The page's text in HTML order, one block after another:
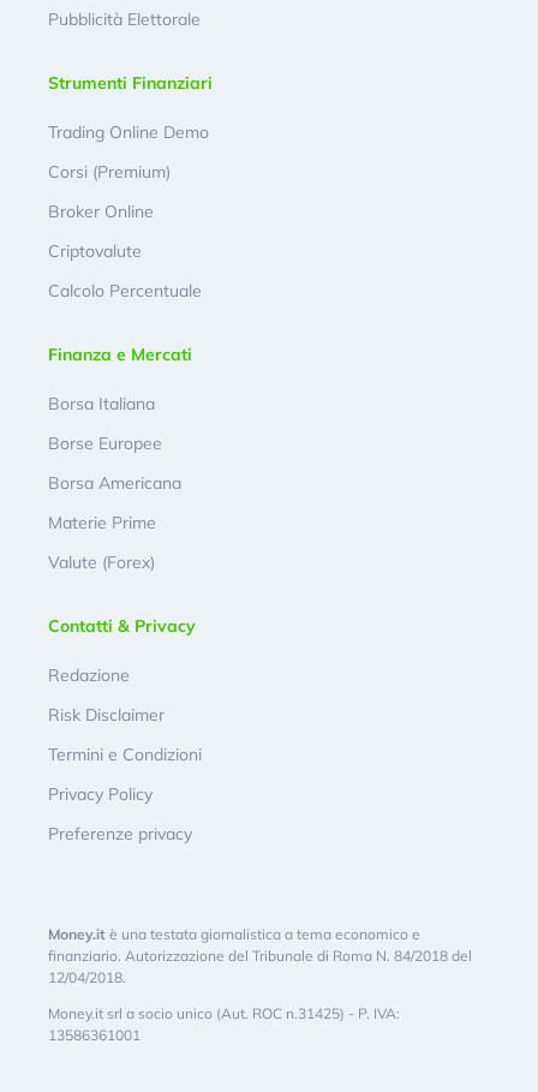
Pubblicità Elettorale
Strumenti Finanziari
Trading Online Demo
Corsi (Premium)
Broker Online
Criptovalute
Calcolo Percentuale
Finanza e Mercati
Borsa Italiana
Borse Europee
Borsa Americana
Materie Prime
Valute (Forex)
Contatti & Privacy
Redazione
Risk Disclaimer
Termini e Condizioni
Privacy Policy
Preferenze privacy
Money.it è una testata giornalistica a tema economico e
finanziario. Autorizzazione del Tribunale di Roma N. 84/2018 del
12/04/2018.
Money.it srl a socio unico (Aut. ROC n.31425) - P. IVA:
13586361001